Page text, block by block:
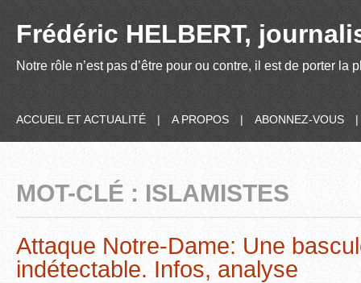
Frédéric HELBERT,
Notre rôle n’est pas d’être pour ou contre, il est de porter
ACCUEIL ET ACTUALITÉ | A PROPOS | ABONNEZ-VOUS |
MOT-CLÉ : ISLAMISTES
Attaque Notre-Dame: Une
indétectable. Infos, analyse